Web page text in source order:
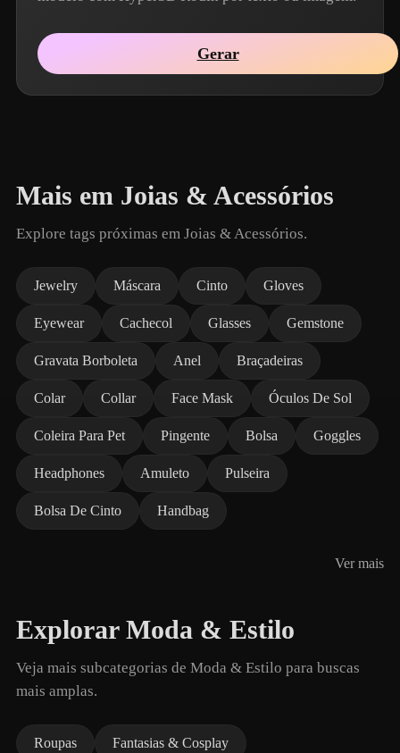
Gerar
Mais em Joias & Acessórios
Explore tags próximas em Joias & Acessórios.
Jewelry Máscara Cinto Gloves
Eyewear Cachecol Glasses Gemstone
Gravata Borboleta Anel Braçadeiras
Colar Collar Face Mask Óculos De Sol
Coleira Para Pet Pingente Bolsa Goggles
Headphones Amuleto Pulseira
Bolsa De Cinto Handbag
Ver mais
Explorar Moda & Estilo
Veja mais subcategorias de Moda & Estilo para buscas
mais amplas.
Roupas Fantasias & Cosplay